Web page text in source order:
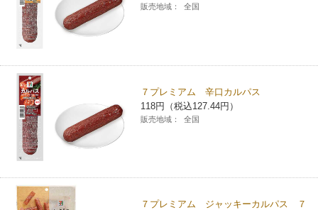
販売地域： 全国
７プレミアム 辛口カルパス
118円（税込127.44円）
販売地域： 全国
７プレミアム ジャッキーカルパス ７